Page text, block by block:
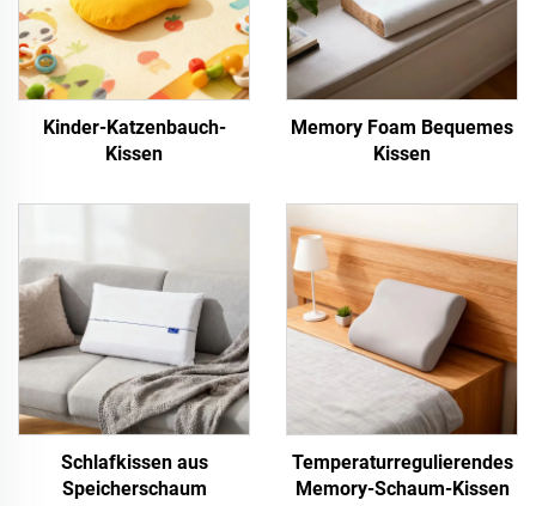
Kinder-Katzenbauch-
Kissen
Memory Foam Bequemes
Kissen
Schlafkissen aus
Speicherschaum
Temperaturregulierendes
Memory-Schaum-Kissen